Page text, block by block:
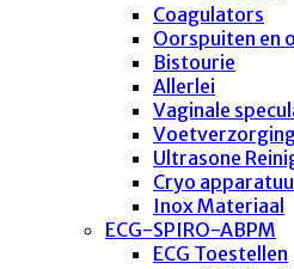
Coagulators
Oorspuiten en
Bistourie
Allerlei
Vaginale
Ultrasone
Cryo
Inox Materiaal
ECG-SPIRO-ABPM
ECG Toestellen